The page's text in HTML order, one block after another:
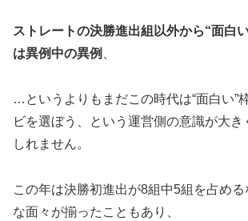
ストレートの決勝進出組以外から“面白
は異例中の異例
…というよりもまだこの時代は“面白い”
ビを選ぼう、という運営側の意識が大き
しれません。
この年は決勝初進出が8組中5組を占める
な面々が揃ったこともあり、